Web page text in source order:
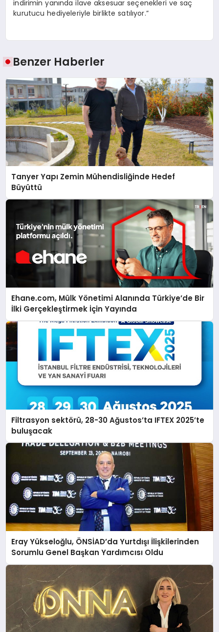
indirimin yanında ilave aksesuar seçenekleri ve saç
kurutucu hediyeleriyle birlikte satılıyor.”
Benzer Haberler
Tanyer Yapı Zemin Mühendisliğinde Hedef
Büyüttü
Ehane.com, Mülk Yönetimi Alanında Türkiye’de Bir
İlki Gerçekleştirmek İçin Yayında
Filtrasyon sektörü, 28-30 Ağustos’ta IFTEX 2025’te
buluşacak
Eray Yükseloğlu, ÖNSİAD’da Yurtdışı İlişkilerinden
Sorumlu Genel Başkan Yardımcısı Oldu